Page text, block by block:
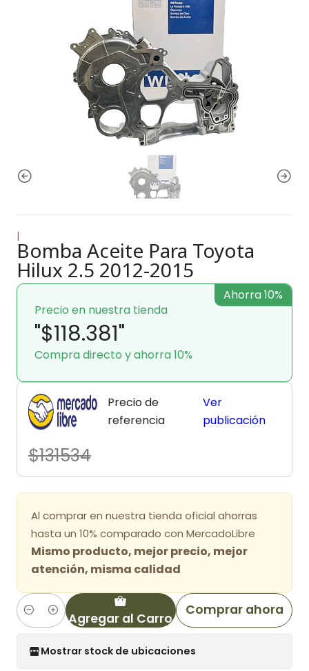
|
Bomba Aceite Para Toyota
Hilux 2.5 2012-2015
Precio en nuestra tienda
"$118.381"
Compra directo y ahorra 10%
Ahorra 10%
Precio de
referencia
$131534
Ver
publicación
Al comprar en nuestra tienda oficial ahorras
hasta un 10% comparado con MercadoLibre
Mismo producto, mejor precio, mejor
atención, misma calidad
Cantidad Agregar al Carro
Comprar ahora
Mostrar stock de ubicaciones